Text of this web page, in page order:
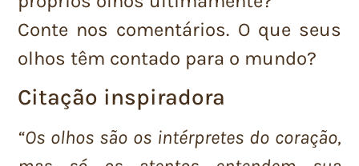
Conte nos comentários. O que seus
olhos têm contado para o mundo?
Citação inspiradora
“Os olhos são os intérpretes do coração,